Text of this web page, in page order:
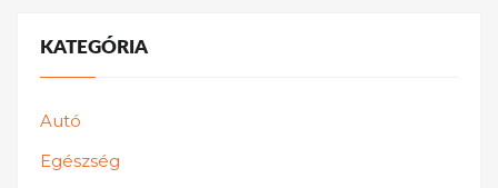
KATEGÓRIA
Autó
Egészség